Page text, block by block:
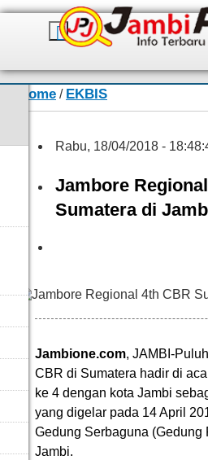
Home / EKBIS
Rabu, 18/04/2018 -
Jambore
Sumatera di
Jambione.com, JAMBI-
CBR di Sumatera hadir di
ke 4 dengan kota Jambi
yang digelar pada 14 April
Gedung Serbaguna (Gedung
Jambi.